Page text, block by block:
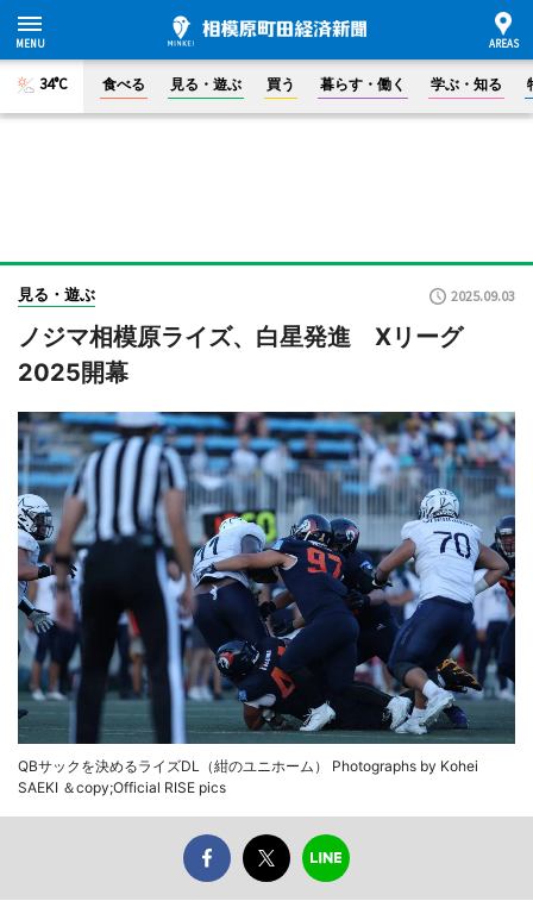
34°C 食べる 見る・遊ぶ 買う 暮らす・働く 学ぶ・知る
見る・遊ぶ 2025.09.03
ノジマ相模原ライズ、白星発進 Xリーグ
2025開幕
QBサックを決めるライズDL（紺のユニホーム） Photographs by Kohei
SAEKI ＆copy;Official RISE pics